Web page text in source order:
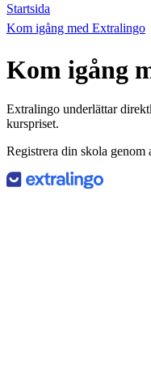
Startsida
Kom igång med Extralingo
Kom igång
Extralingo underlättar
kurspriset.
Registrera din skola